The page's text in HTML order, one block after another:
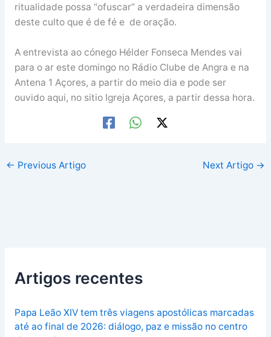
ritualidade possa “ofuscar” a verdadeira dimensão
deste culto que é de fé e de oração.
A entrevista ao cónego Hélder Fonseca Mendes vai
para o ar este domingo no Rádio Clube de Angra e na
Antena 1 Açores, a partir do meio dia e pode ser
ouvido aqui, no sitio Igreja Açores, a partir dessa hora.
← Previous Artigo Next Artigo →
Artigos recentes
Papa Leão XIV tem três viagens apostólicas marcadas
até ao final de 2026: diálogo, paz e missão no centro